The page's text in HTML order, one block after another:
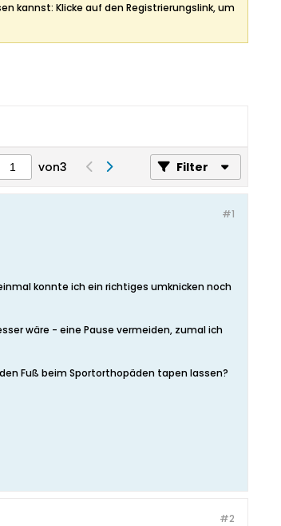
kannst: Klicke auf den Registrierungslink, um
von3 Filter
#1
konnte ich ein richtiges umknicken noch
wäre - eine Pause vermeiden, zumal ich
Fuß beim Sportorthopäden tapen lassen?
#2